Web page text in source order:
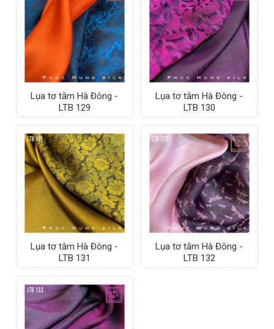
Lụa tơ tằm Hà Đông -
LTB 129
Lụa tơ tằm Hà Đông -
LTB 130
Lụa tơ tằm Hà Đông -
LTB 131
Lụa tơ tằm Hà Đông -
LTB 132